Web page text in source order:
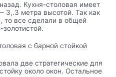
Кухня-столовая имеет
3,.3 метра высотой. Так как
то все сделали в общей
две стратегические для
около окон. Остальное